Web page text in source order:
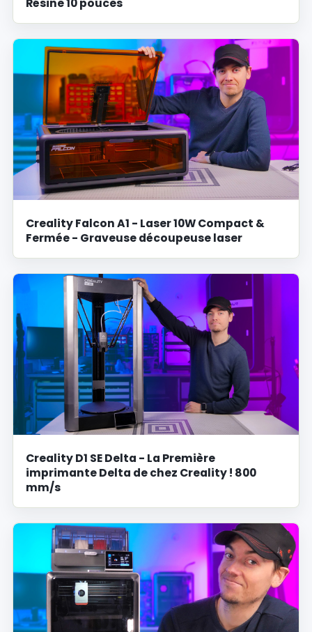
Résine 10 pouces
Creality Falcon A1 - Laser 10W Compact &
Fermée - Graveuse découpeuse laser
Creality D1 SE Delta - La Première
imprimante Delta de chez Creality ! 800
mm/s